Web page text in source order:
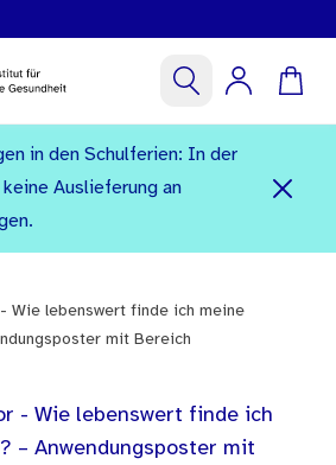
in den Schulferien: In der
Auslieferung an
Wie lebenswert finde ich meine
mit Bereich
- Wie lebenswert finde ich
– Anwendungsposter mit